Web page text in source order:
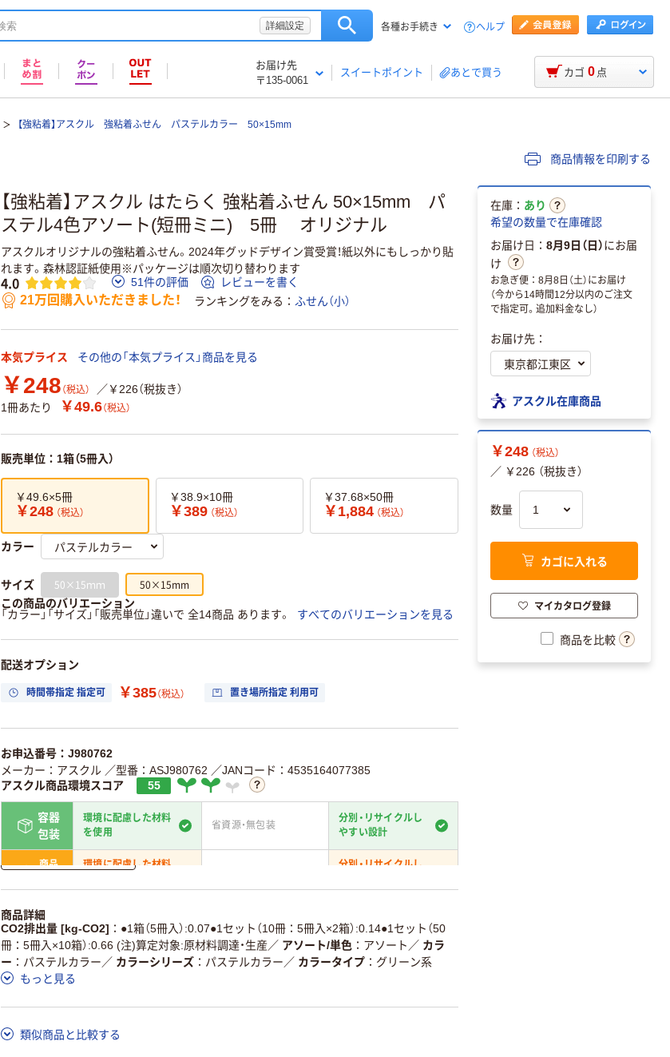
詳細設定 各種お手続き ヘルプ
お届け先
〒135-0061
スイートポイント あとで買う カゴ 0 点
【強粘着】アスクル 強粘着ふせん パステルカラー 50×15mm
商品情報を印刷する
【強粘着】アスクル はたらく 強粘着ふせん 50×15mm パ
ステル4色アソート(短冊ミニ) 5冊 オリジナル
アスクルオリジナルの強粘着ふせん。2024年グッドデザイン賞受賞！紙以外にもしっかり貼
れます。森林認証紙使用※パッケージは順次切り替わります
4.0 51件の評価 レビューを書く
21万回購入いただきました！ ランキングをみる ふせん（小）
本気プライス その他の「本気プライス」商品を見る
￥248 （税込）
／￥226（税抜き）
1冊あたり
￥49.6（税込）
販売単位：1箱（5冊入）
￥49.6×5冊
￥248 （税込）
￥38.9×10冊
￥389 （税込）
￥37.68×50冊
￥1,884 （税込）
カラー
サイズ 50×15ｍｍ 50×15mm
この商品のバリエーション
「カラー」「サイズ」「販売単位」違いで 全14商品 あります。
すべてのバリエーションを見る
配送オプション
時間帯指定 指定可 ￥385（税込） 置き場所指定 利用可
お申込番号：J980762
メーカー：アスクル ／型番：ASJ980762 ／JANコード：4535164077385
アスクル商品環境スコア
55
容器
包装
環境に配慮した材料
を使用
省資源・無包装
分別・リサイクルし
やすい設計
商品
環境に配慮した材料
分別・リサイクルし
仕組
る
ている
削減
この商品の環境配慮ポイントです。詳しくはページ下部の商品詳細「アスクル商品環境スコ
ア詳細／加点項目
」で確認できます。
詳しく見る
商品詳細
CO2排出量 [kg-CO2]
●1箱（5冊入）:0.07●1セット（10冊：5冊入×2箱）:0.14●1セット（50
冊：5冊入×10箱）:0.66 (注)算定対象:原材料調達・生産／ アソート/単色 アソート ／ カラ
ー
パステルカラー ／ カラーシリーズ パステルカラー ／ カラータイプ
グリーン系
もっと見る
類似商品と比較する
在庫： あり
希望の数量で在庫確認
お届け日： 8月9日（日）にお届
け
お急ぎ便：8月8日（土）にお届け
（今から14時間12分以内のご注文
で指定可。追加料金なし）
お届け先：
アスクル在庫商品
￥248 （税込）
／ ￥226 （税抜き）
数量
カゴに入れる
マイカタログ登録
商品を比較